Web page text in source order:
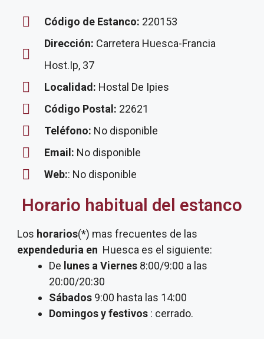
Código de Estanco: 220153
Dirección: Carretera Huesca-Francia
Host.Ip, 37
Localidad: Hostal De Ipies
Código Postal: 22621
Teléfono: No disponible
Email: No disponible
Web:: No disponible
Horario habitual del estanco
Los horarios(*) mas frecuentes de las
expendeduria en Huesca es el siguiente:
De lunes a Viernes 8:00/9:00 a las
20:00/20:30
Sábados 9:00 hasta las 14:00
Domingos y festivos : cerrado.